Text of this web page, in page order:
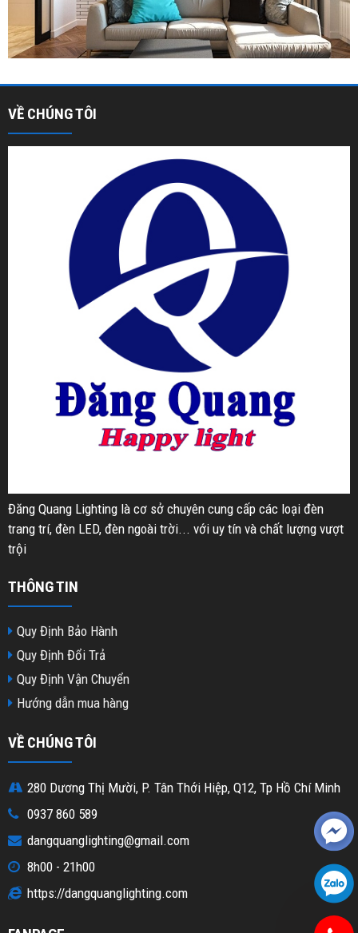
VỀ CHÚNG TÔI
Đăng Quang Lighting là cơ sở chuyên cung cấp các loại đèn
trang trí, đèn LED, đèn ngoài trời... với uy tín và chất lượng vượt
trội
THÔNG TIN
Quy Định Bảo Hành
Quy Định Đổi Trả
Quy Định Vận Chuyển
Hướng dẫn mua hàng
VỀ CHÚNG TÔI
280 Dương Thị Mười, P. Tân Thới Hiệp, Q12, Tp Hồ Chí Minh
0937 860 589
dangquanglighting@gmail.com
8h00 - 21h00
https://dangquanglighting.com